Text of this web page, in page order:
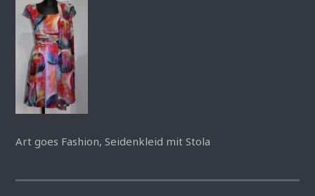
Art goes Fashion, Seidenkleid mit Stola